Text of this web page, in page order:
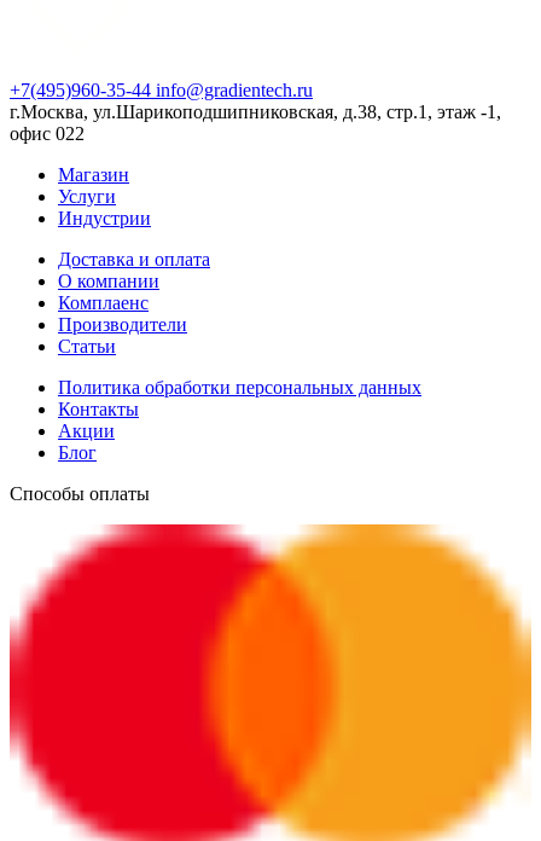
+7(495)960-35-44 info@gradientech.ru
г.Москва, ул.Шарикоподшипниковская, д.38, стр.1, этаж -1,
офис 022
Магазин
Услуги
Индустрии
Доставка и оплата
О компании
Комплаенс
Производители
Статьи
Политика обработки персональных данных
Контакты
Акции
Блог
Способы оплаты